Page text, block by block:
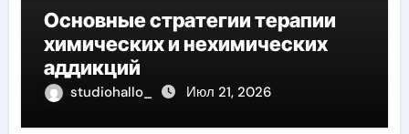
Основные стратегии терапии
химических и нехимических
аддикций
studiohallo_ Июл 21, 2026